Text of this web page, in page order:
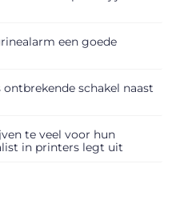
een goede
schakel naast
te veel voor hun
in printers legt uit